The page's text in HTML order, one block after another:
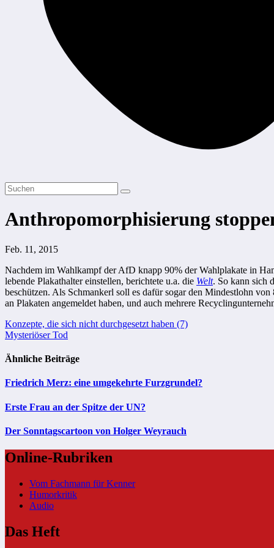
Anthropomorphisierung
Feb. 11, 2015
Nachdem im Wahlkampf der AfD knapp 90% der Wahlplakate in
lebende Plakathalter einstellen, berichtete u.a. die Welt. So kann sich
beschützen. Als Schmankerl soll es dafür sogar den Mindestlohn
an Plakaten angemeldet haben, und auch mehrere
Beitragsnavigation
Konzepte, die sich nicht durchgesetzt haben (7)
Mysteriöser Tod
Ähnliche Beiträge
Friedrich Merz: eine umgekehrte Furzgrundel?
Erste Frau an der Spitze der UN?
Der Sonntagscartoon von Holger Weyrauch
Online-Rubriken
Vom Fachmann für Kenner
Humorkritik
Audio
Das Heft